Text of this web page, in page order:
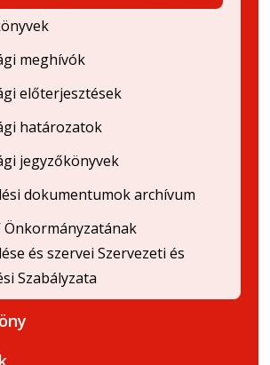
meghívók
előterjesztések
határozatok
jegyzőkönyvek
dokumentumok archívum
Önkormányzatának
és szervei Szervezeti és
Szabályzata